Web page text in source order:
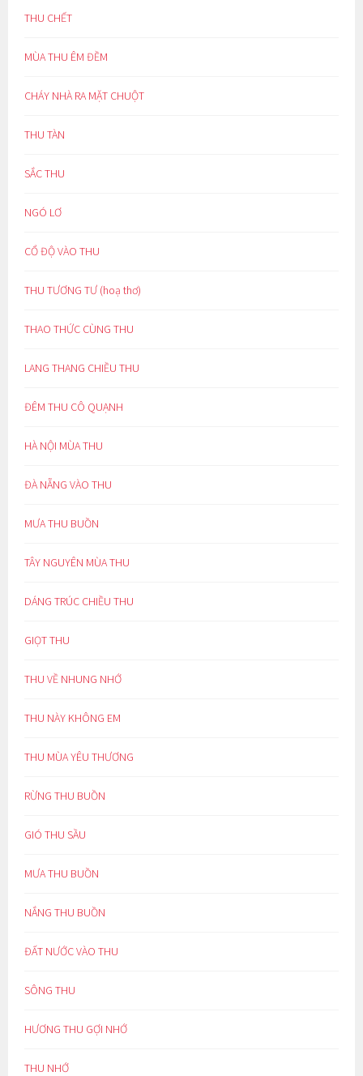
THU CHẾT
MÙA THU ÊM ĐỀM
CHÁY NHÀ RA MẶT CHUỘT
THU TÀN
SẮC THU
NGÓ LƠ
CỔ ĐỘ VÀO THU
THU TƯƠNG TƯ (hoạ thơ)
THAO THỨC CÙNG THU
LANG THANG CHIỀU THU
ĐÊM THU CÔ QUẠNH
HÀ NỘI MÙA THU
ĐÀ NẴNG VÀO THU
MƯA THU BUỒN
TÂY NGUYÊN MÙA THU
DÁNG TRÚC CHIỀU THU
GIỌT THU
THU VỀ NHUNG NHỚ
THU NÀY KHÔNG EM
THU MÙA YÊU THƯƠNG
RỪNG THU BUỒN
GIÓ THU SẦU
MƯA THU BUỒN
NẮNG THU BUỒN
ĐẤT NƯỚC VÀO THU
SÔNG THU
HƯƠNG THU GỢI NHỚ
THU NHỚ